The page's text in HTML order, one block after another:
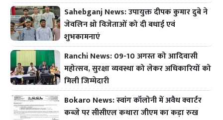
Sahebganj News: उपायुक्त दीपक कुमार दुबे ने
जेवलिन थ्रो विजेताओं को दी बधाई एवं
शुभकामनाएं
Ranchi News: 09-10 अगस्त को आदिवासी
महोत्सव, सुरक्षा व्यवस्था को लेकर अधिकारियों को
मिली जिम्मेदारी
Bokaro News: स्वांग कॉलोनी में अवैध क्वार्टर
कब्जे पर सीसीएल कथारा जीएम का कड़ा रुख